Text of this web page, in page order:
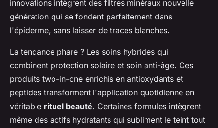
innovations intègrent des filtres minéraux nouvelle
génération qui se fondent parfaitement dans
l'épiderme, sans laisser de traces blanches.
La tendance phare ? Les soins hybrides qui
combinent protection solaire et soin anti-âge. Ces
produits two-in-one enrichis en antioxydants et
peptides transforment l'application quotidienne en
véritable rituel beauté. Certaines formules intègrent
même des actifs hydratants qui subliment le teint tout